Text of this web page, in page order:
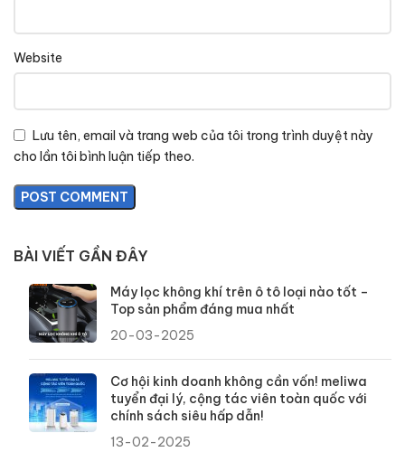
Website
Lưu tên, email và trang web của tôi trong trình duyệt này
cho lần tôi bình luận tiếp theo.
BÀI VIẾT GẦN ĐÂY
Máy lọc không khí trên ô tô loại nào tốt –
Top sản phẩm đáng mua nhất
20-03-2025
Cơ hội kinh doanh không cần vốn! meliwa
tuyển đại lý, cộng tác viên toàn quốc với
chính sách siêu hấp dẫn!
13-02-2025